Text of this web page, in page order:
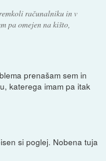
računalniku in v
pa omejen na kišto,
prenašam sem in
katerega imam pa itak
si poglej. Nobena tuja